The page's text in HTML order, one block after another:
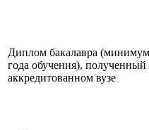
Диплом бакалавра
года обучения), полученный
аккредитованном вузе